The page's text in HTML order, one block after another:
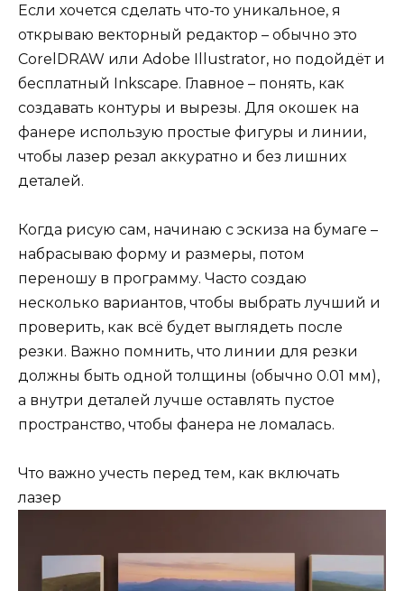
Если хочется сделать что-то уникальное, я
открываю векторный редактор – обычно это
CorelDRAW или Adobe Illustrator, но подойдёт и
бесплатный Inkscape. Главное – понять, как
создавать контуры и вырезы. Для окошек на
фанере использую простые фигуры и линии,
чтобы лазер резал аккуратно и без лишних
деталей.
Когда рисую сам, начинаю с эскиза на бумаге –
набрасываю форму и размеры, потом
переношу в программу. Часто создаю
несколько вариантов, чтобы выбрать лучший и
проверить, как всё будет выглядеть после
резки. Важно помнить, что линии для резки
должны быть одной толщины (обычно 0.01 мм),
а внутри деталей лучше оставлять пустое
пространство, чтобы фанера не ломалась.
Что важно учесть перед тем, как включать
лазер